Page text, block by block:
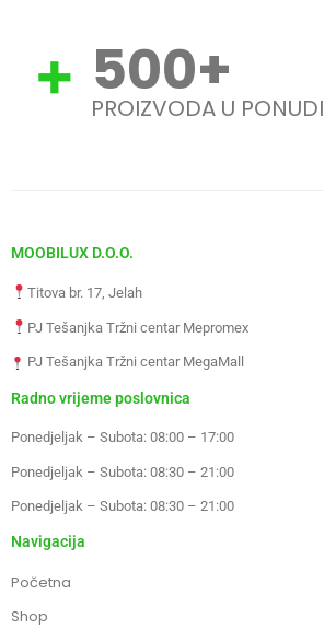
500+
PROIZVODA U PONUDI
MOOBILUX D.O.O.
Titova br. 17, Jelah
PJ Tešanjka Tržni centar Mepromex
PJ Tešanjka Tržni centar MegaMall
Radno vrijeme poslovnica
Ponedjeljak – Subota: 08:00 – 17:00
Ponedjeljak – Subota: 08:30 – 21:00
Ponedjeljak – Subota: 08:30 – 21:00
Navigacija
Početna
Shop